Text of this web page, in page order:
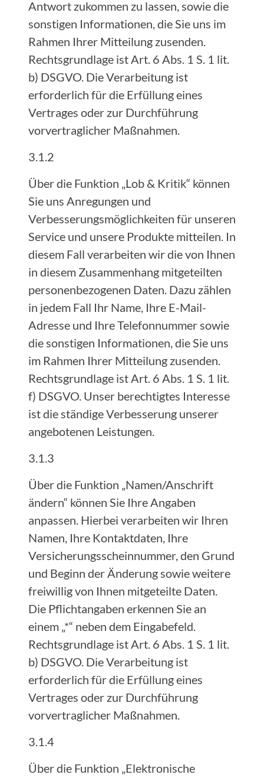
Antwort zukommen zu lassen, sowie die
sonstigen Informationen, die Sie uns im
Rahmen Ihrer Mitteilung zusenden.
Rechtsgrundlage ist Art. 6 Abs. 1 S. 1 lit.
b) DSGVO. Die Verarbeitung ist
erforderlich für die Erfüllung eines
Vertrages oder zur Durchführung
vorvertraglicher Maßnahmen.
3.1.2
Über die Funktion „Lob & Kritik“ können
Sie uns Anregungen und
Verbesserungsmöglichkeiten für unseren
Service und unsere Produkte mitteilen. In
diesem Fall verarbeiten wir die von Ihnen
in diesem Zusammenhang mitgeteilten
personenbezogenen Daten. Dazu zählen
in jedem Fall Ihr Name, Ihre E-Mail-
Adresse und Ihre Telefonnummer sowie
die sonstigen Informationen, die Sie uns
im Rahmen Ihrer Mitteilung zusenden.
Rechtsgrundlage ist Art. 6 Abs. 1 S. 1 lit.
f) DSGVO. Unser berechtigtes Interesse
ist die ständige Verbesserung unserer
angebotenen Leistungen.
3.1.3
Über die Funktion „Namen/Anschrift
ändern“ können Sie Ihre Angaben
anpassen. Hierbei verarbeiten wir Ihren
Namen, Ihre Kontaktdaten, Ihre
Versicherungsscheinnummer, den Grund
und Beginn der Änderung sowie weitere
freiwillig von Ihnen mitgeteilte Daten.
Die Pflichtangaben erkennen Sie an
einem „*“ neben dem Eingabefeld.
Rechtsgrundlage ist Art. 6 Abs. 1 S. 1 lit.
b) DSGVO. Die Verarbeitung ist
erforderlich für die Erfüllung eines
Vertrages oder zur Durchführung
vorvertraglicher Maßnahmen.
3.1.4
Über die Funktion „Elektronische